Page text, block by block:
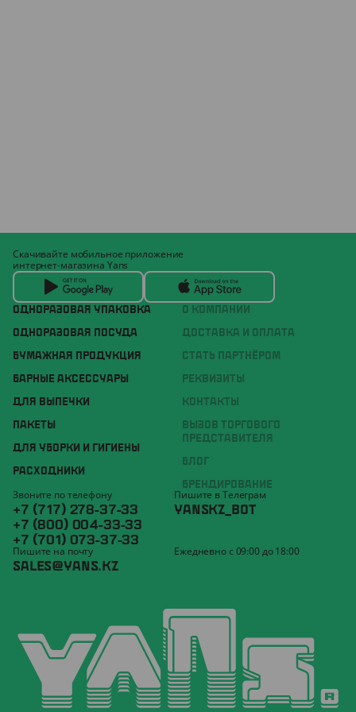
ОДНОРАЗОВАЯ УПАКОВКА
ОДНОРАЗОВАЯ ПОСУДА
БУМАЖНАЯ ПРОДУКЦИЯ
БАРНЫЕ АКСЕССУАРЫ
ДЛЯ ВЫПЕЧКИ
ПАКЕТЫ
ДЛЯ УБОРКИ И ГИГИЕНЫ
РАСХОДНИКИ
О КОМПАНИИ
ДОСТАВКА И ОПЛАТА
СТАТЬ ПАРТНЁРОМ
РЕКВИЗИТЫ
КОНТАКТЫ
ВЫЗОВ ТОРГОВОГО
ПРЕДСТАВИТЕЛЯ
БЛОГ
БРЕНДИРОВАНИЕ
Скачивайте мобильное приложение
интернет-магазина Yans
Звоните по телефону
+7 (717) 278-37-33
+7 (800) 004-33-33
+7 (701) 073-37-33
Пишите в Телеграм
YANSKZ_BOT
Пишите на почту
SALES@YANS.KZ
Ежедневно с 09:00 до 18:00